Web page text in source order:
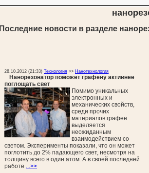
Последние новости в разделе
28.10.2012 (21:33) Технология >> Нанотехнология
Нанорезонатор поможет графену активнее
поглощать свет
Помимо уникальных
электронных и
механических свойств,
среди прочих
материалов графен
выделяется
неожиданным
взаимодействием со
светом. Эксперименты показали, что он может
поглотить до 2% падающего свет, несмотря на
толщину всего в один атом. А в своей последней
работе
...>>